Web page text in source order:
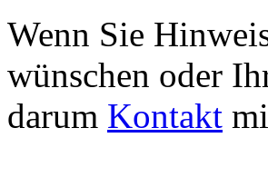
Wenn Sie
wünschen oder
darum Kontakt